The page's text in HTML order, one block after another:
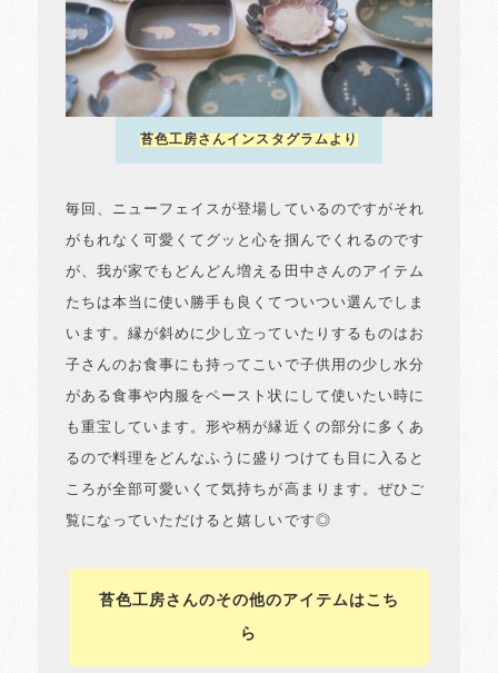
苔色工房さんインスタグラムより
毎回、ニューフェイスが登場しているのですがそれ
がもれなく可愛くてグッと心を掴んでくれるのです
が、我が家でもどんどん増える田中さんのアイテム
たちは本当に使い勝手も良くてついつい選んでしま
います。縁が斜めに少し立っていたりするものはお
子さんのお食事にも持ってこいで子供用の少し水分
がある食事や内服をペースト状にして使いたい時に
も重宝しています。形や柄が縁近くの部分に多くあ
るので料理をどんなふうに盛りつけても目に入ると
ころが全部可愛いくて気持ちが高まります。ぜひご
覧になっていただけると嬉しいです◎
苔色工房さんのその他のアイテムはこち
ら